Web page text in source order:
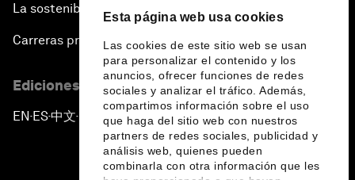
Esta página web usa cookies
Las cookies de este sitio web se usan
para personalizar el contenido y los
anuncios, ofrecer funciones de redes
sociales y analizar el tráfico. Además,
compartimos información sobre el uso
que haga del sitio web con nuestros
partners de redes sociales, publicidad y
análisis web, quienes pueden
combinarla con otra información que les
La sostenibilidad en el Foro
Carreras profesionales
Ediciones en otros idiomas
EN ▪ ES▪中文▪ 日本語